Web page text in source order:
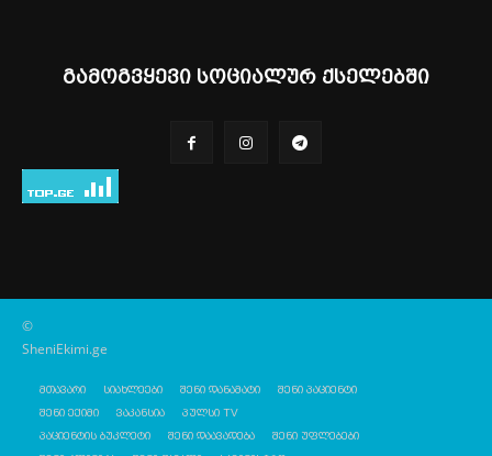
გამოგვყევი სოციალურ ქსელებში
©
SheniEkimi.ge
მთავარი სიახლეები შენი დანამატი
შენი პაციენტი
შენი ექიმი
ვაკანსია
პულსი TV
პაციენტის ბუკლეტი
შენი დაავადება
შენი უფლებები